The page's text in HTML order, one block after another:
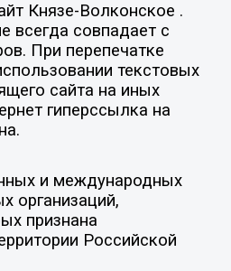
Князе-Волконское .
всегда совпадает с
При перепечатке
текстовых
сайта на иных
гиперссылка на
и международных
организаций,
признана
Российской